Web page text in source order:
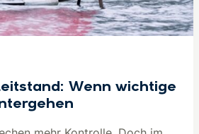
Wenn wichtige